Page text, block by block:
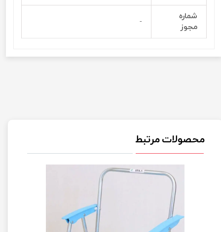
شماره
مجوز
-
محصولات مرتبط